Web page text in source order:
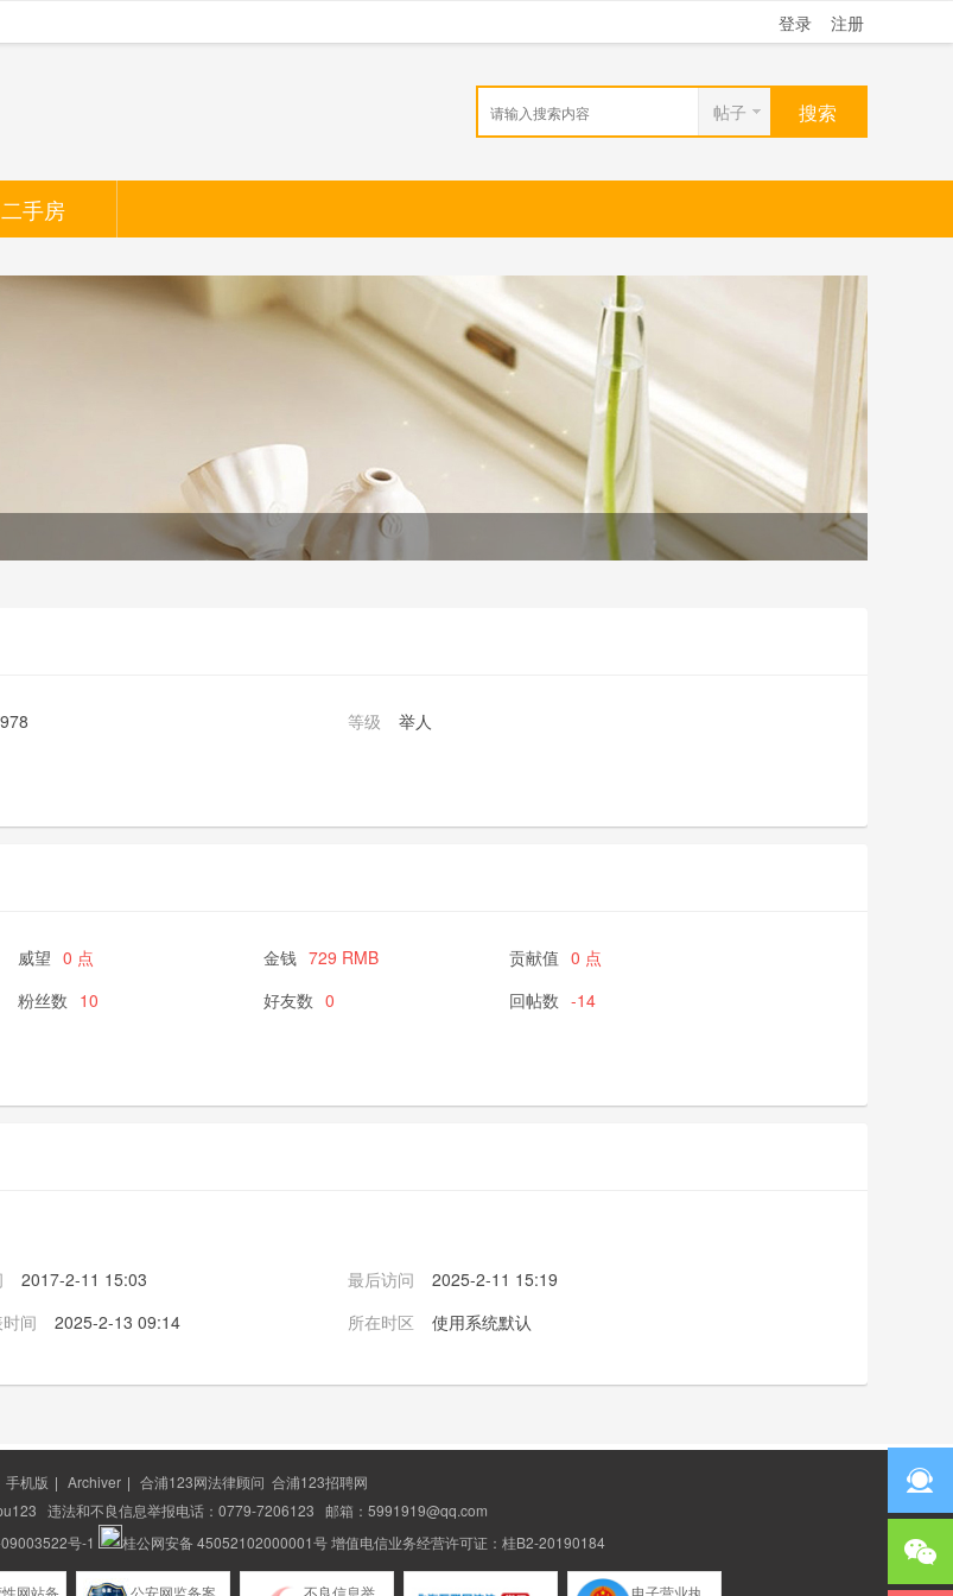
登录 注册
帖子 搜索
二手房
等级
举人
威望 0 点 金钱 729 RMB 贡献值 0 点
粉丝数 10 好友数 0 回帖数 -14
2017-2-11 15:03 最后访问
2025-2-11 15:19
间 2025-2-13 09:14 所在时区 使用系统默认
手机版 | Archiver | 合浦123网法律顾问 合浦123招聘网
违法和不良信息举报电话：0779-7206123 邮箱：5991919@qq.com
号-1 桂公网安备 45052102000001号增值电信业务经营许可证：桂B2-20190184
网站备 公安网监备案 不良信息举 电子营业执